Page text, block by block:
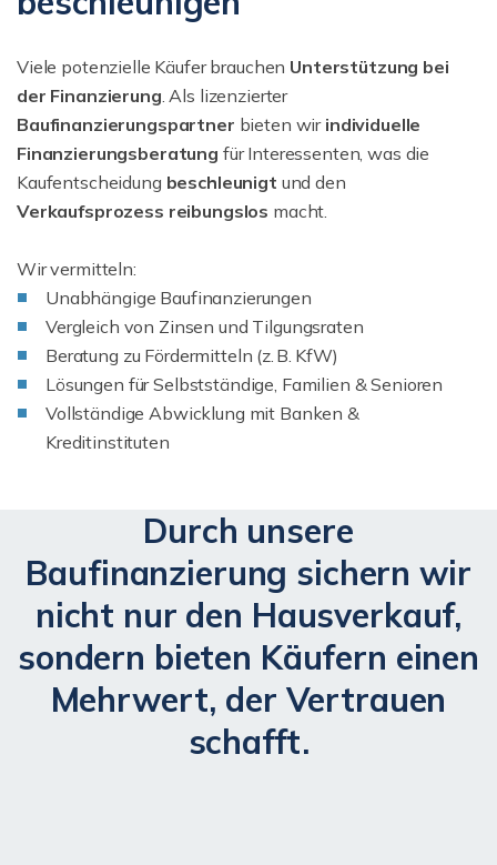
Viele potenzielle Käufer brauchen Unterstützung bei
der Finanzierung. Als lizenzierter
Baufinanzierungspartner bieten wir individuelle
Finanzierungsberatung für Interessenten, was die
Kaufentscheidung beschleunigt und den
Verkaufsprozess reibungslos macht.
Wir vermitteln:
Unabhängige Baufinanzierungen
Vergleich von Zinsen und Tilgungsraten
Beratung zu Fördermitteln (z. B. KfW)
Lösungen für Selbstständige, Familien & Senioren
Vollständige Abwicklung mit Banken &
Kreditinstituten
Durch unsere
Baufinanzierung sichern wir
nicht nur den Hausverkauf,
sondern bieten Käufern einen
Mehrwert, der Vertrauen
schafft.